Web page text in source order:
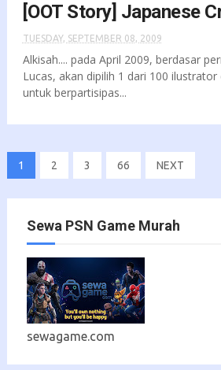
[OOT Story] Japanese
TUESDAY, SEPTEMBER 08, 2009
Alkisah.... pada April 2009, berdasar
Lucas, akan dipilih 1 dari 100 ilustrator
untuk berpartisipas...
1 2 3 66 NEXT
Sewa PSN Game Murah
sewagame.com